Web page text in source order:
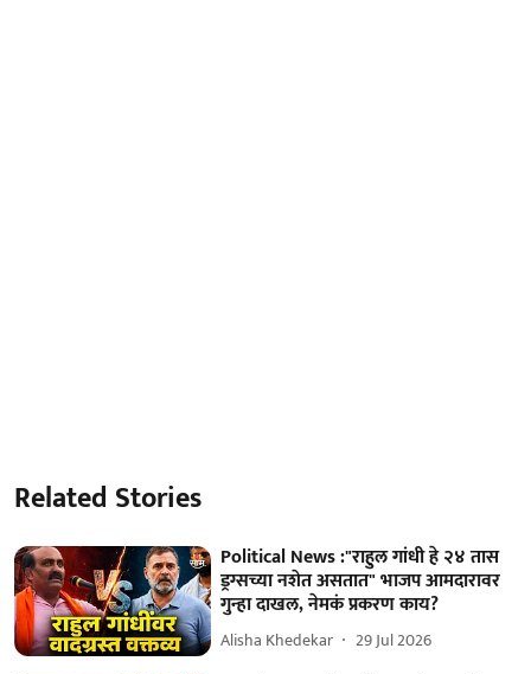
Related Stories
Political News :"राहुल गांधी हे २४ तास
ड्रग्सच्या नशेत असतात" भाजप आमदारावर
गुन्हा दाखल, नेमकं प्रकरण काय?
Alisha Khedekar 29 Jul 2026